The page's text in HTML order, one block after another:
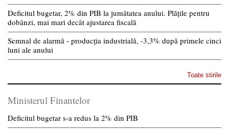
Deficitul bugetar, 2% din PIB la jumătatea anului. Plățile pentru
dobânzi, mai mari decât ajustarea fiscală
Semnal de alarmă - producția industrială, -3,3% după primele cinci
luni ale anului
Toate stirile
Ministerul Finantelor
Deficitul bugetar s-a redus la 2% din PIB